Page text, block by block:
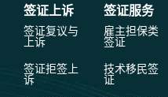
签证上诉
签证复议与
上诉
签证拒签上
诉
签证服务
雇主担保类
签证
技术移民签
证